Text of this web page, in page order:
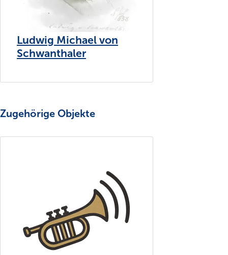
Ludwig Michael von
Schwanthaler
Zugehörige Objekte